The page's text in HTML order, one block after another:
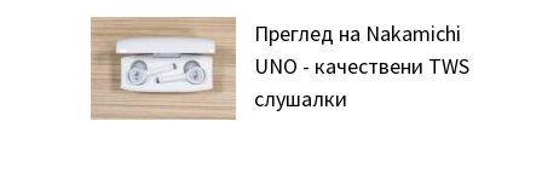
Преглед на Nakamichi
UNO - качествени TWS
слушалки